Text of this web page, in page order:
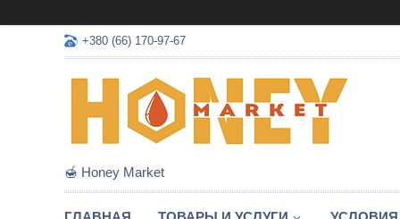
+380 (66) 170-97-67
🍯 Honey Market